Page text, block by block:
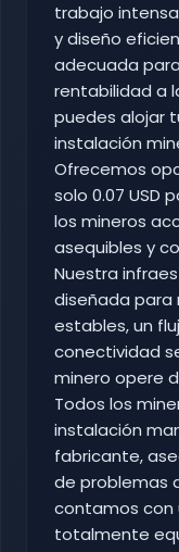
trabajo
y diseño
adecuada
rentabilidad a
puedes alojar
instalación
Ofrecemos
solo 0.07 USD
los mineros
asequibles y
Nuestra
diseñada
estables, un
conectividad
minero opere
Todos los
instalación
fabricante,
de problemas
contamos con
totalmente